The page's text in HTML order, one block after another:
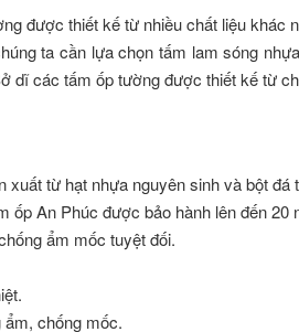
được thiết kế từ nhiều chất liệu khác
ta cần lựa chọn tấm lam sóng
dĩ các tấm ốp tường được thiết kế từ
xuất từ hạt nhựa nguyên sinh và bột
ốp An Phúc được bảo hành lên đến 20
ẩm mốc tuyệt đối.
chống mốc.